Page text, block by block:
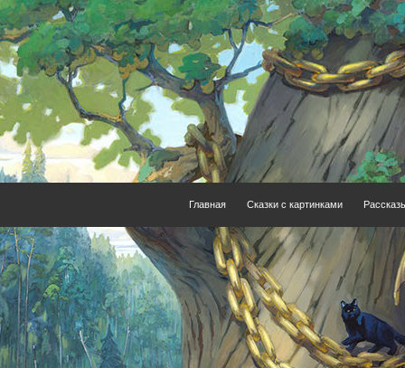
Главная Сказки с картинками